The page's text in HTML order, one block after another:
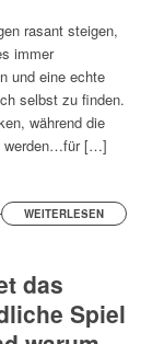
rasant steigen,
immer
und eine echte
selbst zu finden.
während die
werden…für […]
WEITERLESEN
das
Spiel